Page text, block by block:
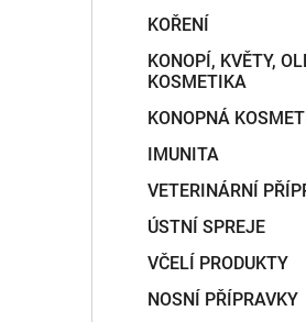
KOŘENÍ
KONOPÍ, KVĚTY,
KOSMETIKA
KONOPNÁ
IMUNITA
VETERINÁRNÍ
ÚSTNÍ SPREJE
VČELÍ PRODUKTY
NOSNÍ PŘÍPRAVKY